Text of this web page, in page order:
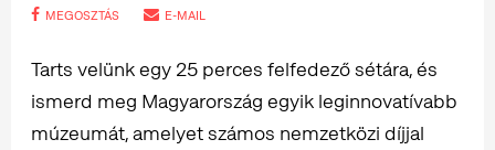
MEGOSZTÁS E-MAIL
Tarts velünk egy 25 perces felfedező sétára, és
ismerd meg Magyarország egyik leginnovatívabb
múzeumát, amelyet számos nemzetközi díjjal